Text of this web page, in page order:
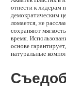
отнести к лидерам
демократическим
ломается, не
сохраняют
время.
основе
натуральные